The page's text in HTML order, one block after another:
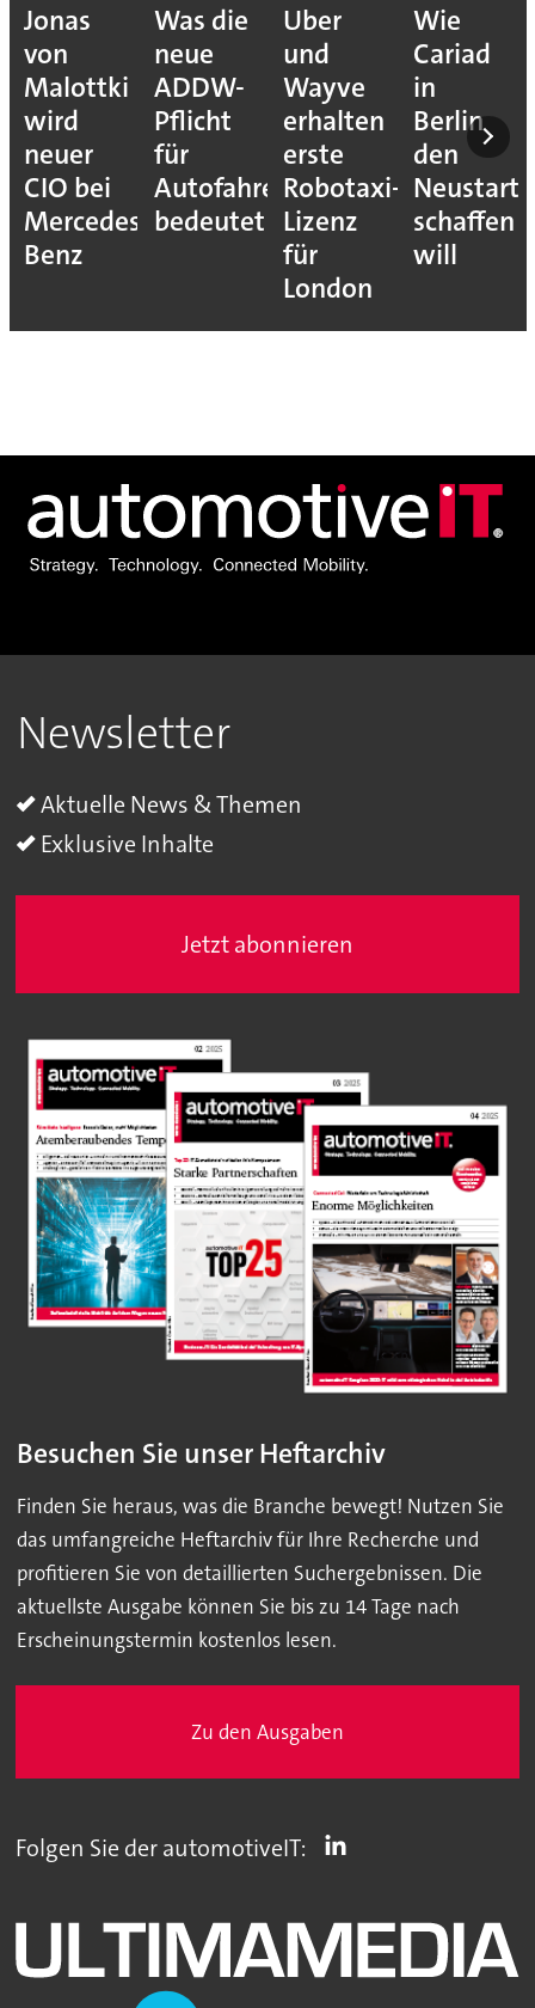
Jonas
von
Malottki
wird
neuer
CIO bei
Mercedes-
Benz
Was die
neue
ADDW-
Pflicht
für
Autofahrer
bedeutet
Uber
und
Wayve
erhalten
erste
Robotaxi-
Lizenz
für
London
Wie
Cariad
in
Berlin
den
Neustart
schaffen
will
Newsletter
Aktuelle News & Themen
Exklusive Inhalte
Jetzt abonnieren
Besuchen Sie unser Heftarchiv
Finden Sie heraus, was die Branche bewegt! Nutzen Sie
das umfangreiche Heftarchiv für Ihre Recherche und
profitieren Sie von detaillierten Suchergebnissen. Die
aktuellste Ausgabe können Sie bis zu 14 Tage nach
Erscheinungstermin kostenlos lesen.
Zu den Ausgaben
Folgen Sie der automotiveIT: